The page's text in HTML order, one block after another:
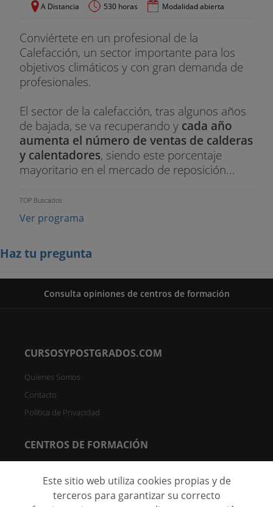
A Distancia 530 horas Modalidad abierta
Conviértete en un profesional de la
Calefacción, un sector importante para los
objetivos climáticos y con gran demanda de
profesionales.
El sector de la calefacción, tras algunos años
de bajada, se va recuperando y cada año
aumenta el número de ventas de calderas
y calentadores, siendo este porcentaje
mayoritario en el mercado de reposición...
TOP Buscados
Ver programa
Haz tu pregunta
Consulta opiniones de centros de formación
CURSOSYPOSTGRADOS.COM
Quienes Somos
Contacto
Política de Privacidad
CENTROS DE FORMACIÓN
Registrar Centro (FREE)
Este sitio web utiliza cookies propias y de
terceros para garantizar su correcto